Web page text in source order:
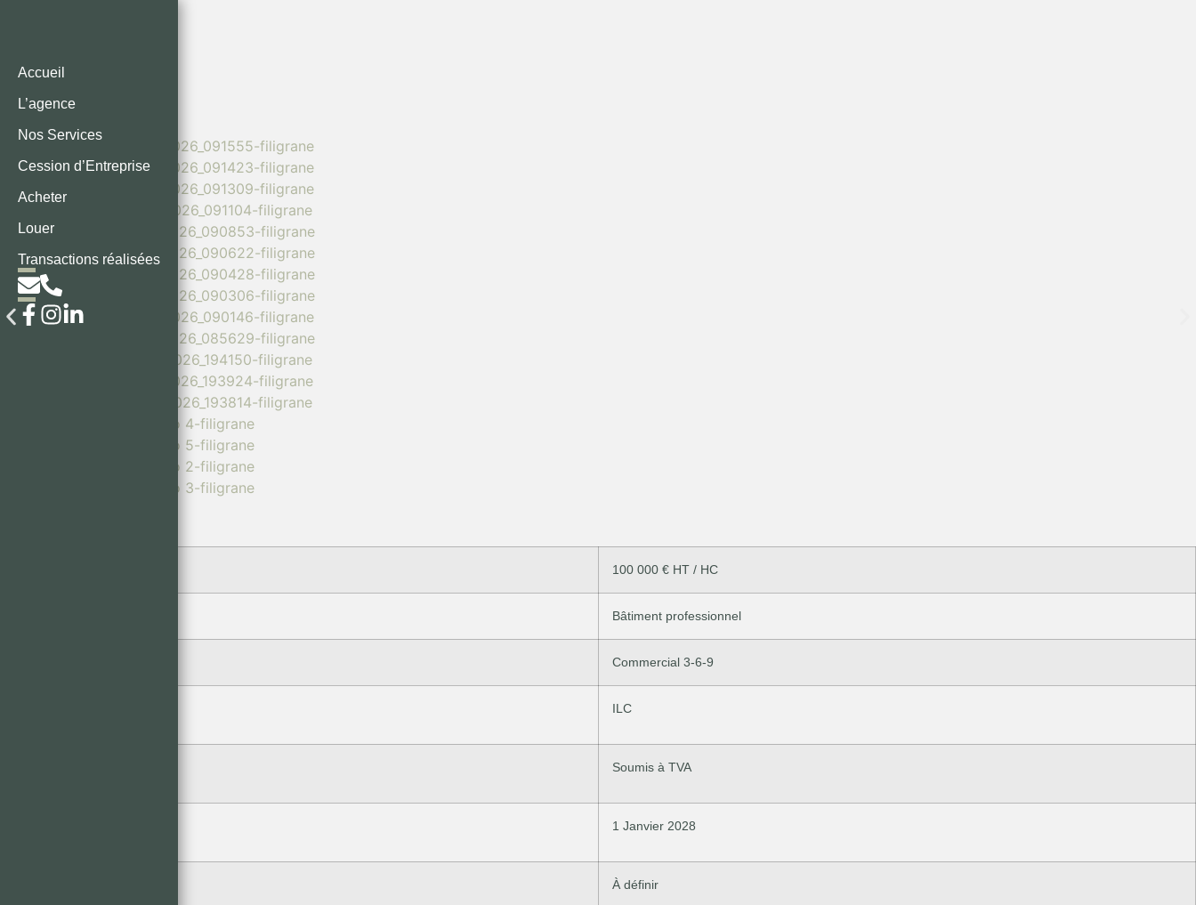
Accueil
L’agence
Nos Services
Cession d’Entreprise
Acheter
Louer
Transactions réalisées
100 000 € HT / HC
Bâtiment professionnel
Commercial 3-6-9
ILC
Soumis à TVA
1 Janvier 2028
À définir